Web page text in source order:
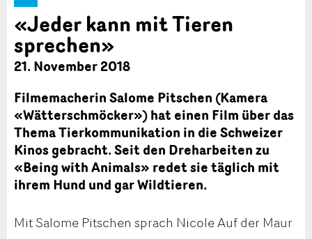
«Jeder kann mit Tieren
sprechen»
21. November 2018
Filmemacherin Salome Pitschen (Kamera
«Wätterschmöcker») hat einen Film über das
Thema Tierkommunikation in die Schweizer
Kinos gebracht. Seit den Dreharbeiten zu
«Being with Animals» redet sie täglich mit
ihrem Hund und gar Wildtieren.
Mit Salome Pitschen sprach Nicole Auf der Maur